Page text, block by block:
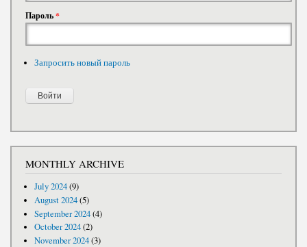
Пароль*
Запросить новый пароль
MONTHLY ARCHIVE
July 2024(9)
August 2024(5)
September 2024(4)
October 2024(2)
November 2024(3)